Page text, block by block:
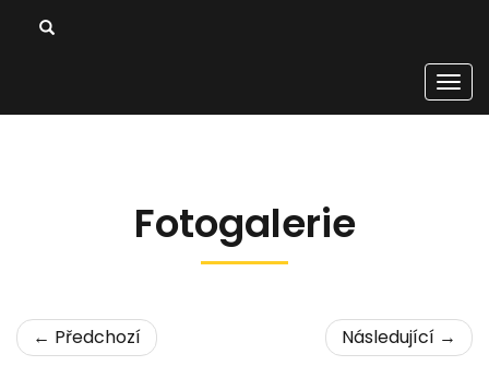
Fotogalerie
← Předchozí Následující →